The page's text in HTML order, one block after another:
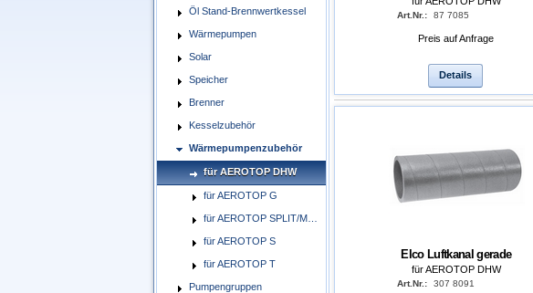
Öl Stand-Brennwertkessel
Wärmepumpen
Solar
Speicher
Brenner
Kesselzubehör
Wärmepumpenzubehör
für AEROTOP DHW
für AEROTOP G
für AEROTOP SPLIT/MONO
für AEROTOP S
für AEROTOP T
Pumpengruppen
Art.Nr.: 87 7085
Preis auf Anfrage
Details
Elco Luftkanal gerade
für AEROTOP DHW
Art.Nr.: 307 8091